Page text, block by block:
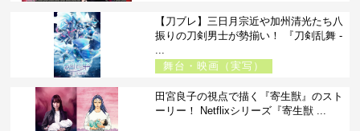
【刀ブレ】三日月宗近や加州清光たち八
振りの刀剣男士が勢揃い！ 『刀剣乱舞 -
舞台・映画（実写）
田宮良子の視点で描く『寄生獣』のスト
ーリー！ Netflixシリーズ『寄生獣 ...